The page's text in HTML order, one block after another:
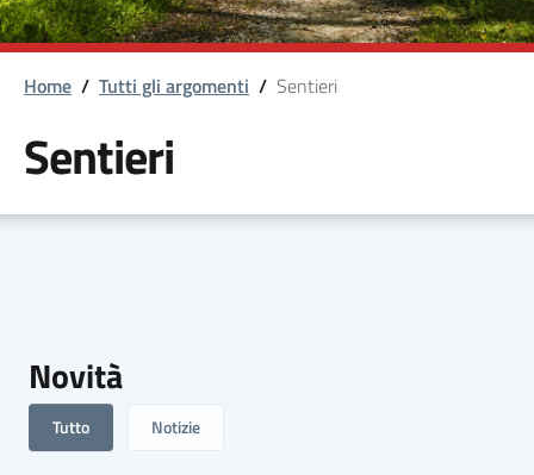
Home / Tutti gli argomenti / Sentieri
Sentieri
Novità
Tutto Notizie